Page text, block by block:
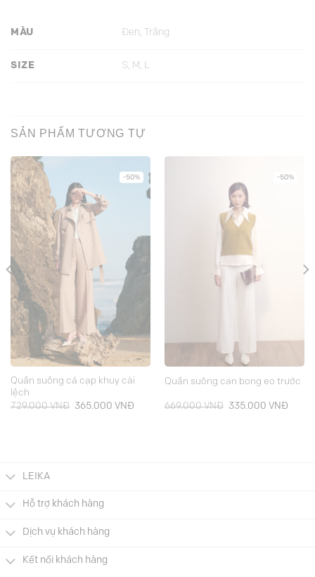
MÀU Đen, Trắng
SIZE S, M, L
SẢN PHẨM TƯƠNG TỰ
-50%
Quần suông cá cạp khuy cài
lệch
729.000VNĐ
Giá
365.000 VNĐGiá
-50%
Quần suông can bong eo trước
669.000VNĐ
Giá
335.000 VNĐGiá
LEIKA
Hỗ trợ khách hàng
Dịch vụ khách hàng
Kết nối khách hàng